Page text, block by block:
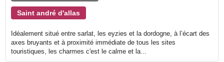
Saint andré d'allas
Idéalement situé entre sarlat, les eyzies et la dordogne, à l’écart des
axes bruyants et à proximité immédiate de tous les sites
touristiques, les charmes c'est le calme et la...